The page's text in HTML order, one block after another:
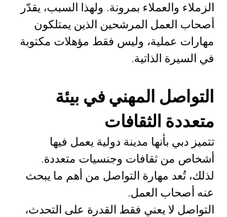
الزملاء والعملاء بمرونة. ولهذا السبب، يقدّر
أصحاب العمل المرشحين الذين يمتلكون
مهارات عملية، وليس فقط مؤهلات مكتوبة
في السيرة الذاتية.
التواصل المهني في بيئة
متعددة الثقافات
تتميز دبي بأنها مدينة دولية يعمل فيها
أشخاص من ثقافات وجنسيات متعددة.
لذلك، تُعد مهارة التواصل من أهم ما يبحث
عنه أصحاب العمل.
التواصل لا يعني فقط القدرة على التحدث،